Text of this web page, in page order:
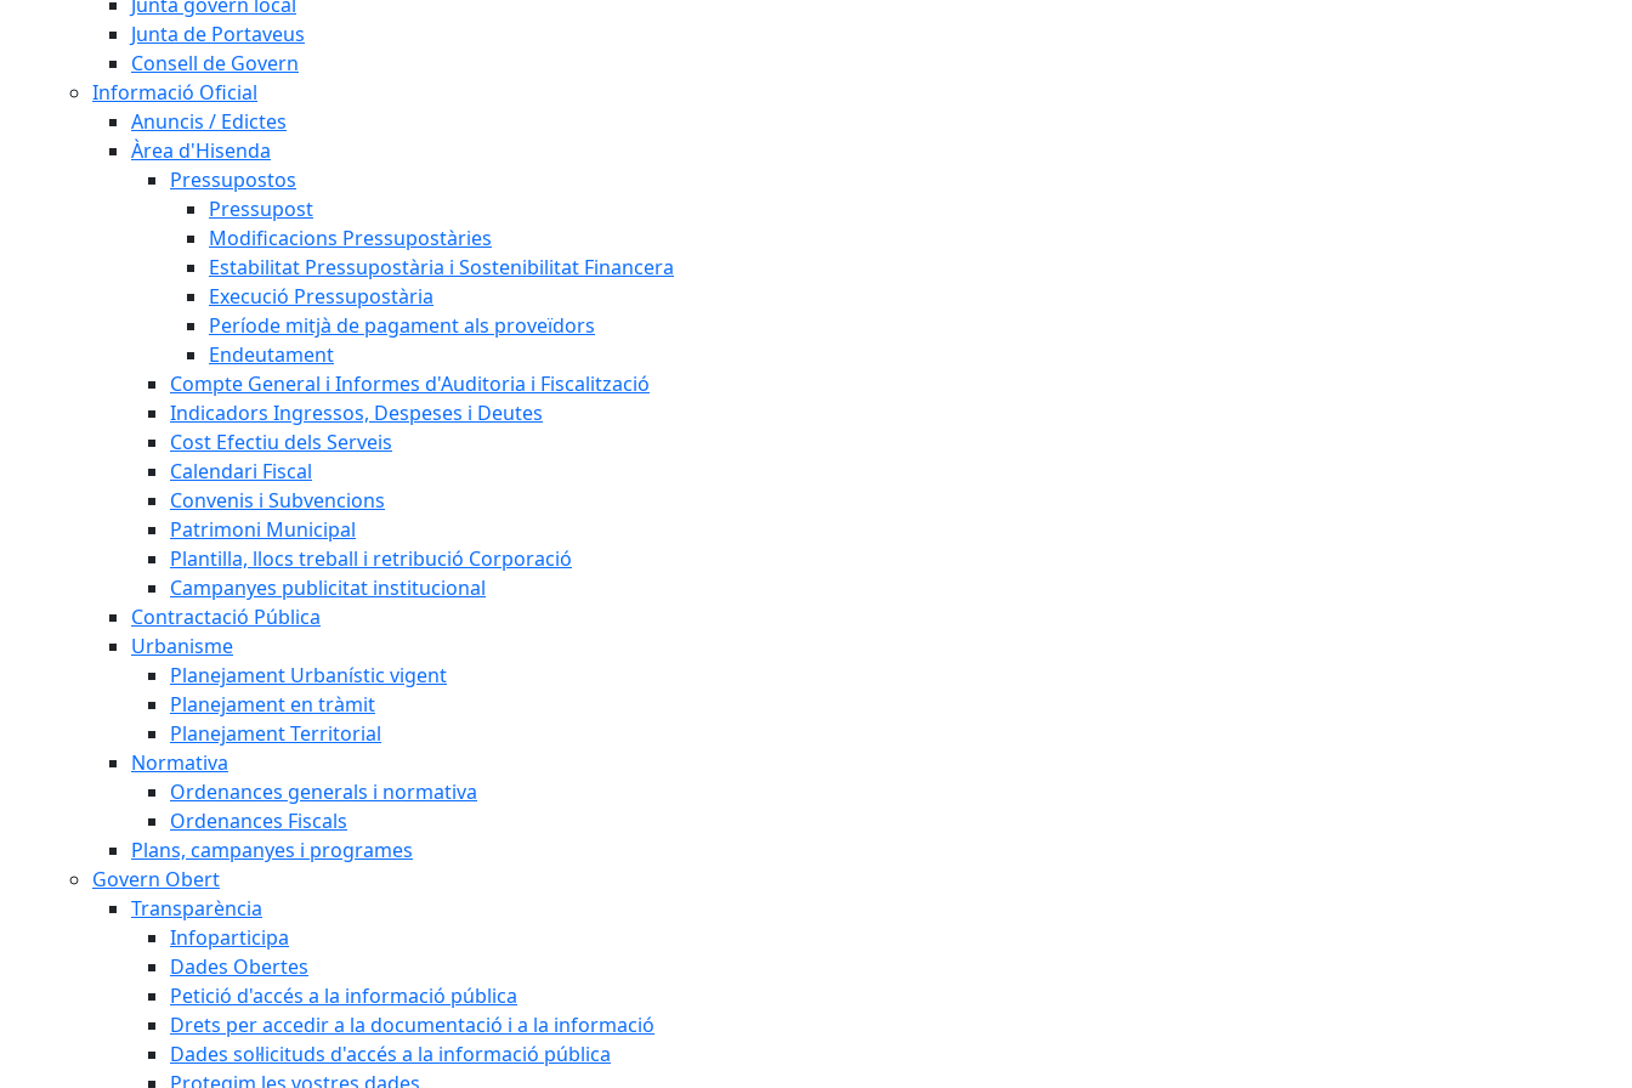
Junta de Portaveus
Consell de Govern
Informació Oficial
Anuncis / Edictes
Àrea d'Hisenda
Pressupostos
Pressupost
Modificacions Pressupostàries
Estabilitat Pressupostària i Sostenibilitat Financera
Execució Pressupostària
Període mitjà de pagament als proveïdors
Endeutament
Compte General i Informes d'Auditoria i Fiscalització
Indicadors Ingressos, Despeses i Deutes
Cost Efectiu dels Serveis
Calendari Fiscal
Convenis i Subvencions
Patrimoni Municipal
Plantilla, llocs treball i retribució Corporació
Campanyes publicitat institucional
Contractació Pública
Urbanisme
Planejament Urbanístic vigent
Planejament en tràmit
Planejament Territorial
Normativa
Ordenances generals i normativa
Ordenances Fiscals
Plans, campanyes i programes
Govern Obert
Transparència
Infoparticipa
Dades Obertes
Petició d'accés a la informació pública
Drets per accedir a la documentació i a la informació
Dades sol·licituds d'accés a la informació pública